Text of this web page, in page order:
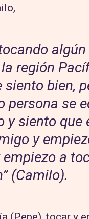
algún
región
bien,
persona se
y siento que
y
a
(Camilo).